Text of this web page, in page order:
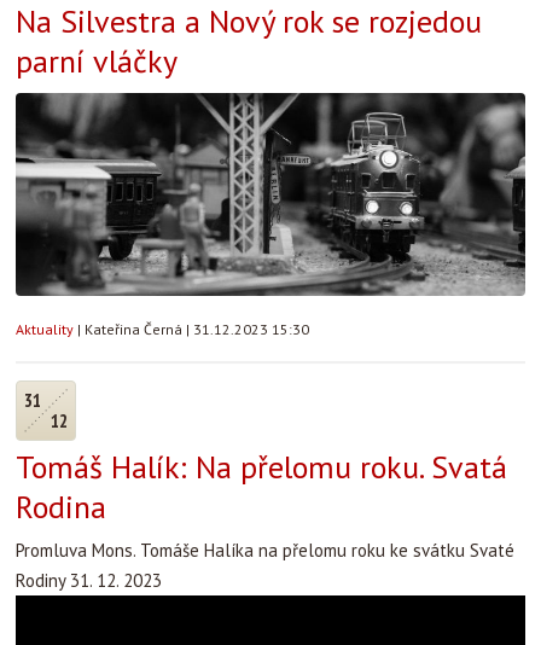
Na Silvestra a Nový rok se rozjedou
parní vláčky
Aktuality | Kateřina Černá | 31.12.2023 15:30
31
12
Tomáš Halík: Na přelomu roku. Svatá
Rodina
Promluva Mons. Tomáše Halíka na přelomu roku ke svátku Svaté
Rodiny 31. 12. 2023